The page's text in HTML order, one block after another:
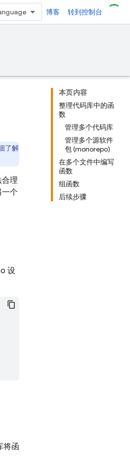
博客 转到控制台
本页内容
整理代码库中的函
数
管理多个代码库
管理多个源软件
包 (monorepo)
在多个文件中编写
函数
组函数
后续步骤
了解
合理
个
设
将函